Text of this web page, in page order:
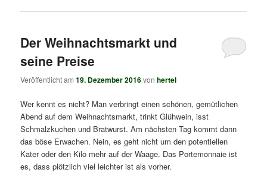
Der Weihnachtsmarkt und
seine Preise
Veröffentlicht am19. Dezember 2016vonhertel
Wer kennt es nicht? Man verbringt einen schönen, gemütlichen
Abend auf dem Weihnachtsmarkt, trinkt Glühwein, isst
Schmalzkuchen und Bratwurst. Am nächsten Tag kommt dann
das böse Erwachen. Nein, es geht nicht um den potentiellen
Kater oder den Kilo mehr auf der Waage. Das Portemonnaie ist
es, dass plötzlich viel leichter ist als vorher.